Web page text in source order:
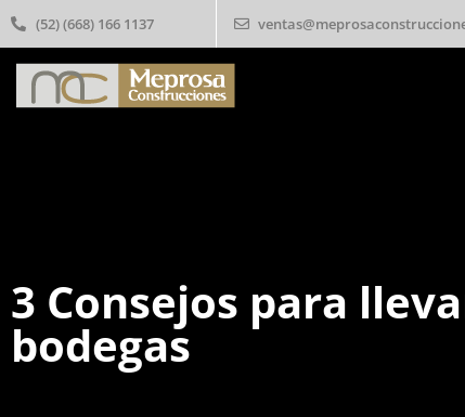
(52) (668) 166 1137
3 Consejos para
bodegas